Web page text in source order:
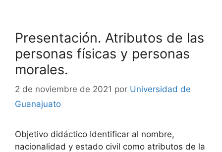
Presentación. Atributos de las
personas físicas y personas
morales.
2 de noviembre de 2021 por Universidad de
Guanajuato
Objetivo didáctico Identificar al nombre,
nacionalidad y estado civil como atributos de la